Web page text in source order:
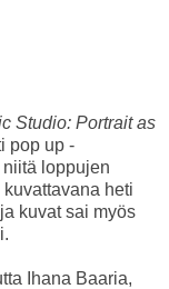
Studio: Portrait as
pop up -
loppujen
heti
kuvat sai myös
Ihana Baaria,